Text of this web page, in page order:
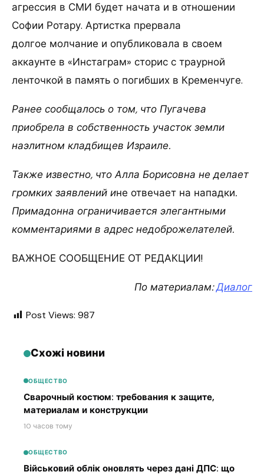
агрессия в СМИ будет начата и в отношении
Софии Ротару. Артистка прервала
долгое молчание и опубликовала в своем
аккаунте в «Инстаграм» сторис с траурной
ленточкой в память о погибших в Кременчуге.
Ранее сообщалось о том, что Пугачева
приобрела в собственность участок земли
наэлитном кладбищев Израиле.
Также известно, что Алла Борисовна не делает
громких заявлений ине отвечает на нападки.
Примадонна ограничивается элегантными
комментариями в адрес недоброжелателей.
ВАЖНОЕ СООБЩЕНИЕ ОТ РЕДАКЦИИ!
По материалам:Диалог
Post Views: 987
Схожі новини
ОБЩЕСТВО
Сварочный костюм: требования к защите,
материалам и конструкции
10 часов тому
ОБЩЕСТВО
Військовий облік оновлять через дані ДПС: що